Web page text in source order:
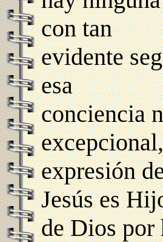
con tan
evidente
esa
conciencia
expresión
Jesús es
de Dios por